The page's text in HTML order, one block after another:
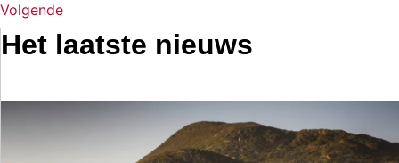
Volgende
Het laatste nieuws